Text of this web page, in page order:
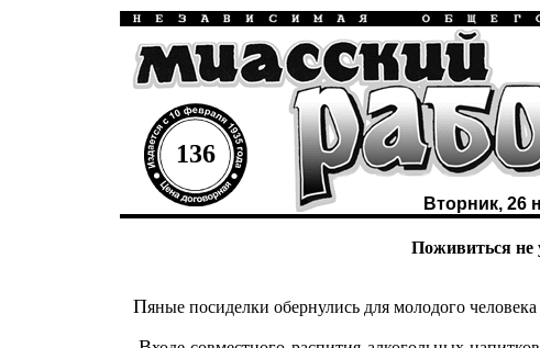
136
Вторник, 26
Поживиться не
Пяные посиделки обернулись для молодого